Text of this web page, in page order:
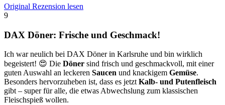
Original Rezension lesen
9
DAX Döner: Frische und Geschmack!
Ich war neulich bei DAX Döner in Karlsruhe und bin wirklich
begeistert! 😍 Die Döner sind frisch und geschmackvoll, mit einer
guten Auswahl an leckeren Saucen und knackigem Gemüse.
Besonders hervorzuheben ist, dass es jetzt Kalb- und Putenfleisch
gibt – super für alle, die etwas Abwechslung zum klassischen
Fleischspieß wollen.